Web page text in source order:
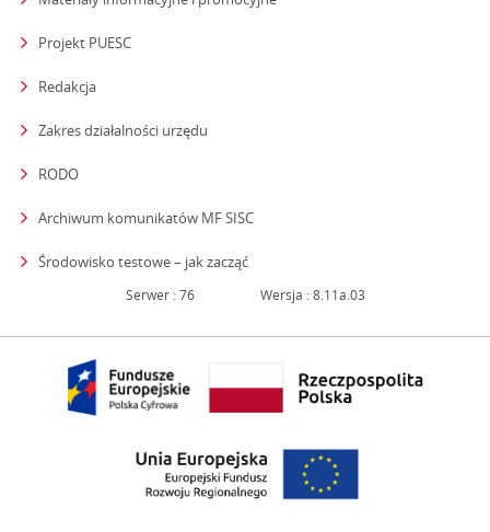
Projekt PUESC
Redakcja
Zakres działalności urzędu
RODO
Archiwum komunikatów MF SISC
Środowisko testowe – jak zacząćstrona otwiera się w nowym oknie
Serwer : 76 Wersja : 8.11a.03